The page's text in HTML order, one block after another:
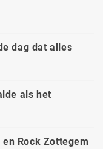
dag dat alles
als het
Rock Zottegem